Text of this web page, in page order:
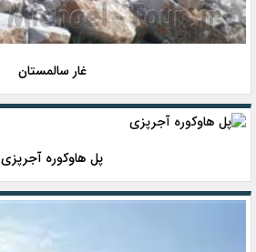
غار سالمستان
پل هاوکوره آجرپزی